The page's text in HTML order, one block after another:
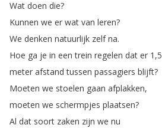
Wat doen die?
Kunnen we er wat van leren?
We denken natuurlijk zelf na.
Hoe ga je in een trein regelen dat er 1,5
meter afstand tussen passagiers blijft?
Moeten we stoelen gaan afplakken,
moeten we schermpjes plaatsen?
Al dat soort zaken zijn we nu